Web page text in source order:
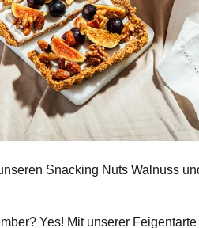
Snacking Nuts Walnuss
Yes! Mit unserer Feigentarte